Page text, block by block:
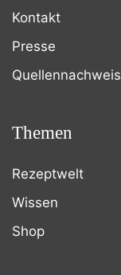
Kontakt
Presse
Quellennachweis
Themen
Rezeptwelt
Wissen
Shop